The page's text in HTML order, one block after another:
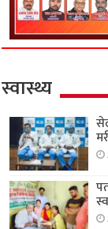
स्वास्थ्य